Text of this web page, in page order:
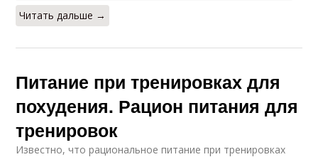
Питание для женщин
Читать дальше →
Питание при тренировках для
похудения. Рацион питания для
тренировок
Известно, что рациональное питание при тренировках